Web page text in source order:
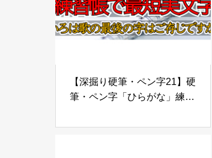
【深掘り硬筆・ペン字21】硬
筆・ペン字「ひらがな」練習
最後の字はご存じですか？